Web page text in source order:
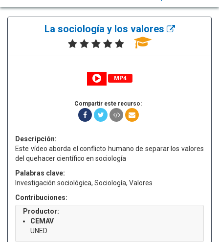
La sociología y los valores
MP4
Compartir este recurso:
Descripción:
Este vídeo aborda el conflicto humano de separar los valores
del quehacer científico en sociología
Palabras clave:
Investigación sociológica, Sociología, Valores
Contribuciones:
Productor:
CEMAV
UNED